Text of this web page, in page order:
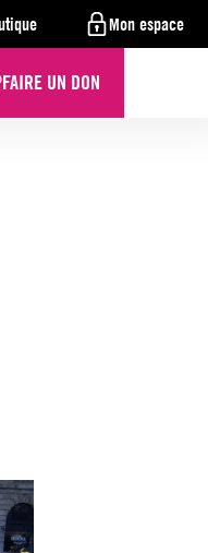
Mon espace
FAIRE UN DON